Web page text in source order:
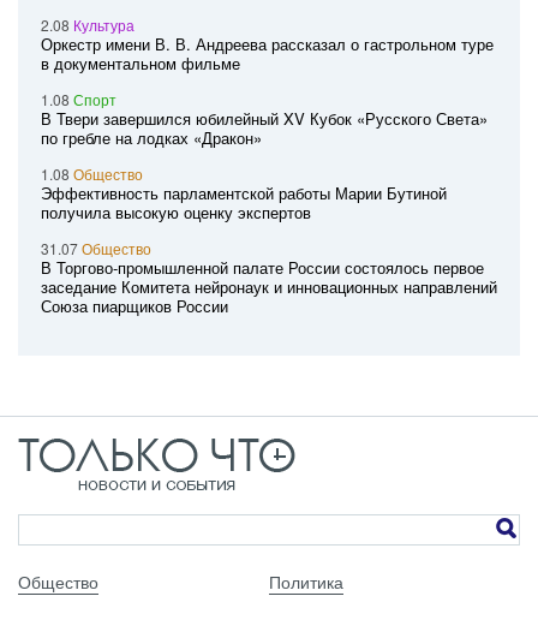
2.08 Культура
Оркестр имени В. В. Андреева рассказал о гастрольном туре
в документальном фильме
1.08 Спорт
В Твери завершился юбилейный XV Кубок «Русского Света»
по гребле на лодках «Дракон»
1.08 Общество
Эффективность парламентской работы Марии Бутиной
получила высокую оценку экспертов
31.07Общество
В Торгово-промышленной палате России состоялось первое
заседание Комитета нейронаук и инновационных направлений
Союза пиарщиков России
Общество Политика